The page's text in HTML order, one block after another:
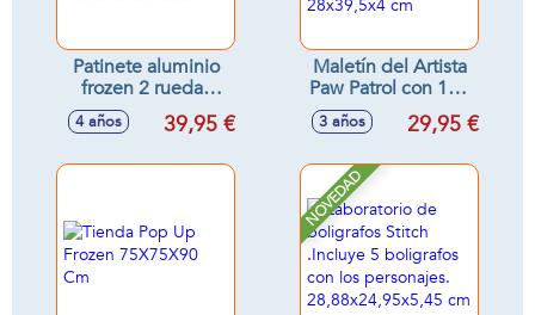
Patinete aluminio
frozen 2 ruedas
80x55,5x9,5cm -
Modelos surtidos
4 años 39,95 €
Maletín del Artista
Paw Patrol con 128
piezas, incluye 18
hojas para colorear
3 años 29,95 €
NOVEDAD